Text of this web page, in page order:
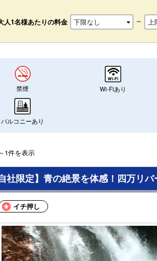
人1名様あたりの料金 ～
禁煙 Wi-Fiあり
バルコニーあり
1件を表示
自社限定】青の絶景を体感！四万リ
イチ押し